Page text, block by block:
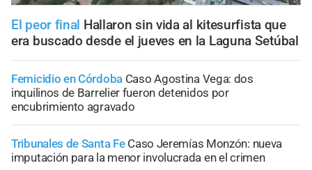
El peor final Hallaron sin vida al kitesurfista que
era buscado desde el jueves en la Laguna Setúbal
Femicidio en Córdoba Caso Agostina Vega: dos
inquilinos de Barrelier fueron detenidos por
encubrimiento agravado
Tribunales de Santa Fe Caso Jeremías Monzón: nueva
imputación para la menor involucrada en el crimen